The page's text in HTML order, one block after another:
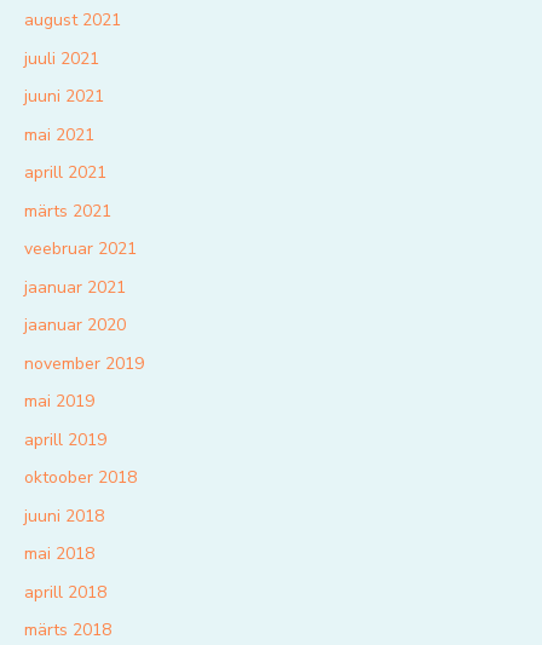
august 2021
juuli 2021
juuni 2021
mai 2021
aprill 2021
märts 2021
veebruar 2021
jaanuar 2021
jaanuar 2020
november 2019
mai 2019
aprill 2019
oktoober 2018
juuni 2018
mai 2018
aprill 2018
märts 2018